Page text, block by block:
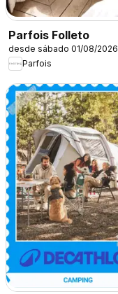
Parfois Folleto
desde sábado 01/08/2026
Parfois